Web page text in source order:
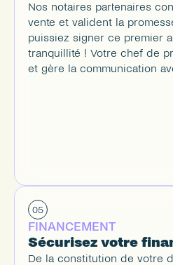
Nos notaires partenaires
vente et valident la
puissiez signer ce premier
tranquillité ! Votre chef de
et gère la communication
05
FINANCEMENT
Sécurisez votre
De la constitution de votre